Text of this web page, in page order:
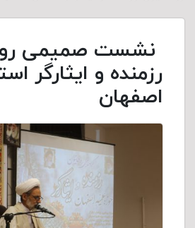
نشست صمیمی
رزمنده و ایثارگر
اصفهان